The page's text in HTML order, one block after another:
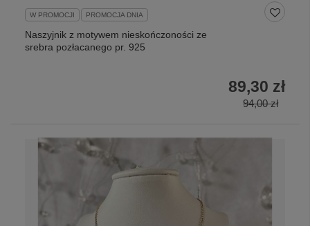
W PROMOCJI PROMOCJA DNIA
Naszyjnik z motywem nieskończoności ze
srebra pozłacanego pr. 925
94,00 zł
89,30 zł